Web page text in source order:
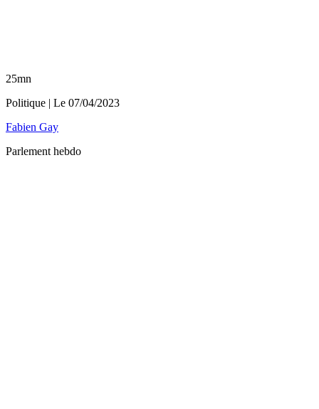
25mn
Politique | Le 07/04/2023
Fabien Gay
Parlement hebdo